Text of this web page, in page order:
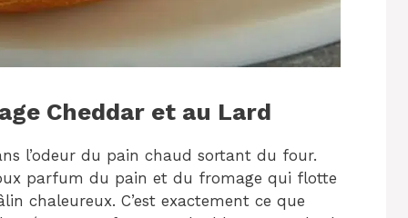
Cheddar et au Lard
l’odeur du pain chaud sortant du four.
parfum du pain et du fromage qui flotte
chaleureux. C’est exactement ce que